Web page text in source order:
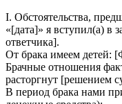
I. Обстоятельства,
«[дата]» я вступил(а) в
ответчика].
От брака имеем детей:
Брачные отношения
расторгнут [решением
В период брака нами